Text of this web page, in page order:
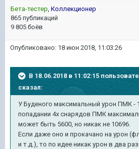
Бета-тестер, Коллекционер
865 публикаций
9 805 боёв
Опубликовано: 18 июн 2018, 11:03:26
В 18.06.2018 в 11:02:15
сказал:
У Буденого максимальный урон ПМК -
попадании 4х снарядов ПМК
может быть 5600, но никак не 10696.
Если даже оно и прокачано на урон
и т.д.), то по идее никак урон в два